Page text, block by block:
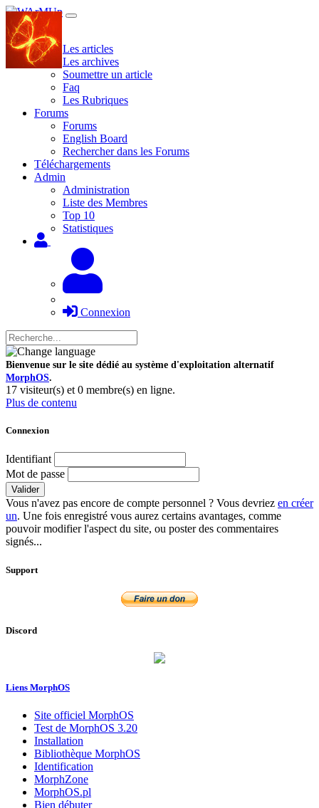
Site
Les articles
Les archives
Soumettre un article
Faq
Les Rubriques
Forums
Forums
English Board
Rechercher dans les Forums
Téléchargements
Admin
Administration
Liste des Membres
Top 10
Statistiques
Connexion
Bienvenue sur le site dédié au système d'exploitation alternatif
MorphOS.
17 visiteur(s) et 0 membre(s) en ligne.
Plus de contenu
Connexion
Identifiant
Mot de passe
Valider
Vous n'avez pas encore de compte personnel ? Vous devriez en créer
un. Une fois enregistré vous aurez certains avantages, comme
pouvoir modifier l'aspect du site, ou poster des commentaires
signés...
Support
Discord
Liens MorphOS
Site officiel MorphOS
Test de MorphOS 3.20
Installation
Bibliothèque MorphOS
Identification
MorphZone
MorphOS.pl
Bien débuter